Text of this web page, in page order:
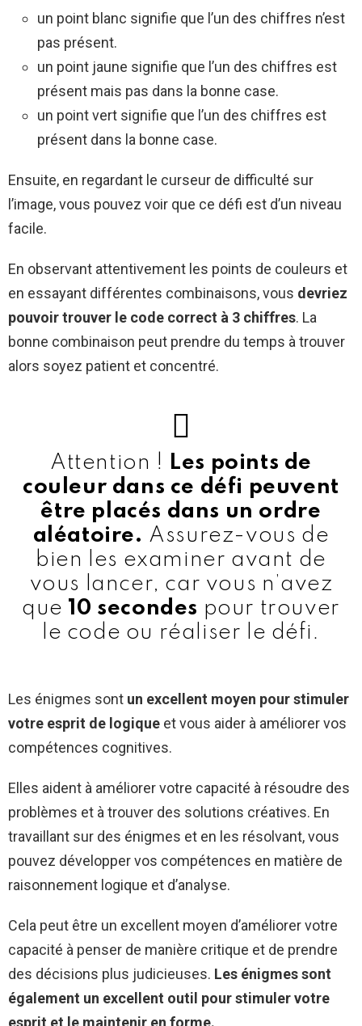
un point blanc signifie que l’un des chiffres n’est
pas présent.
un point jaune signifie que l’un des chiffres est
présent mais pas dans la bonne case.
un point vert signifie que l’un des chiffres est
présent dans la bonne case.
Ensuite, en regardant le curseur de difficulté sur
l’image, vous pouvez voir que ce défi est d’un niveau
facile.
En observant attentivement les points de couleurs et
en essayant différentes combinaisons, vous devriez
pouvoir trouver le code correct à 3 chiffres. La
bonne combinaison peut prendre du temps à trouver
alors soyez patient et concentré.
Attention ! Les points de
couleur dans ce défi peuvent
être placés dans un ordre
aléatoire. Assurez-vous de
bien les examiner avant de
vous lancer, car vous n’avez
que 10 secondes pour trouver
le code ou réaliser le défi.
Les énigmes sont un excellent moyen pour stimuler
votre esprit de logique et vous aider à améliorer vos
compétences cognitives.
Elles aident à améliorer votre capacité à résoudre des
problèmes et à trouver des solutions créatives. En
travaillant sur des énigmes et en les résolvant, vous
pouvez développer vos compétences en matière de
raisonnement logique et d’analyse.
Cela peut être un excellent moyen d’améliorer votre
capacité à penser de manière critique et de prendre
des décisions plus judicieuses. Les énigmes sont
également un excellent outil pour stimuler votre
esprit et le maintenir en forme.